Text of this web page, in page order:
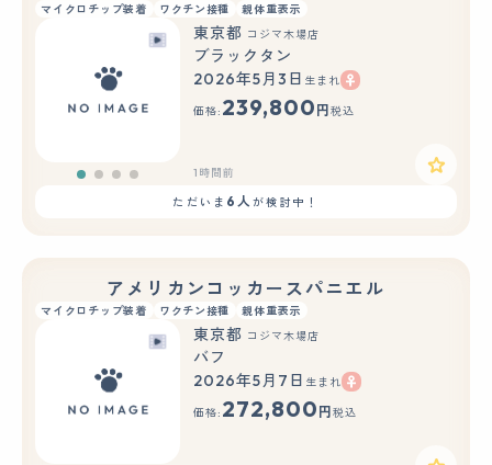
マイクロチップ装着 ワクチン接種 親体重表示
東京都 コジマ木場店
ブラックタン
2026年5月3日 生まれ
価格: 239,800 円 税込
1時間前
ただいま 6人が検討中！
アメリカンコッカースパニエル
マイクロチップ装着 ワクチン接種 親体重表示
東京都 コジマ木場店
バフ
2026年5月7日 生まれ
価格: 272,800 円 税込